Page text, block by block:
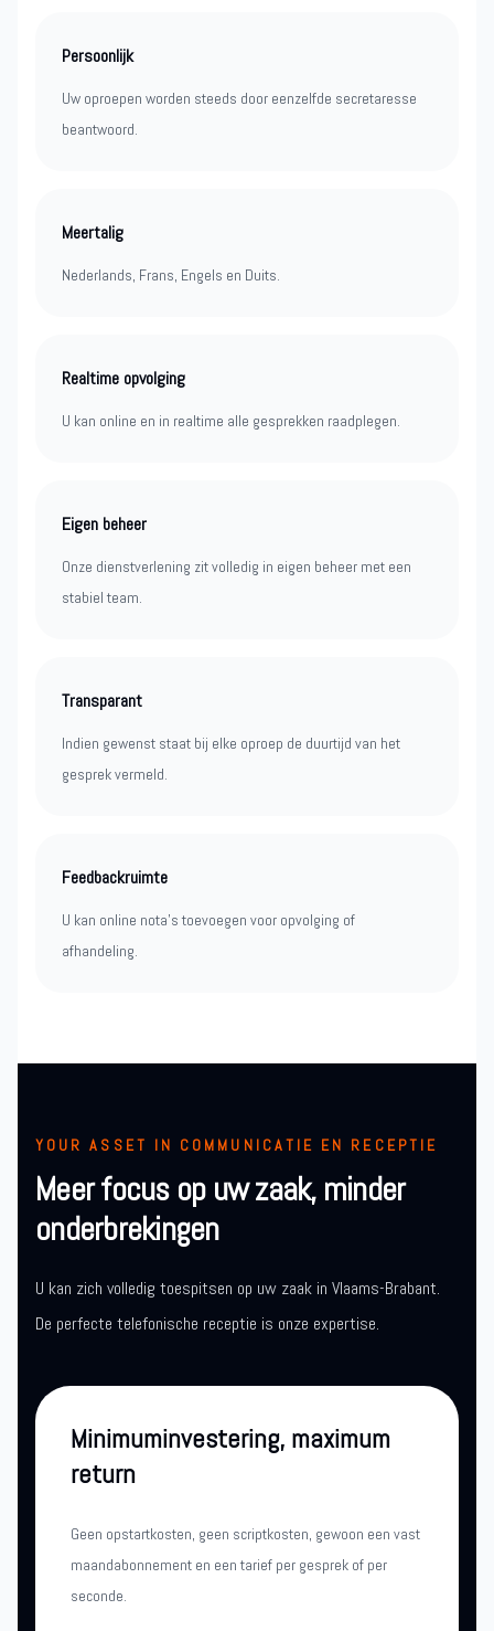
Persoonlijk
Uw oproepen worden steeds door eenzelfde secretaresse
beantwoord.
Meertalig
Nederlands, Frans, Engels en Duits.
Realtime opvolging
U kan online en in realtime alle gesprekken raadplegen.
Eigen beheer
Onze dienstverlening zit volledig in eigen beheer met een
stabiel team.
Transparant
Indien gewenst staat bij elke oproep de duurtijd van het
gesprek vermeld.
Feedbackruimte
U kan online nota’s toevoegen voor opvolging of
afhandeling.
YOUR ASSET IN COMMUNICATIE EN RECEPTIE
Meer focus op uw zaak, minder
onderbrekingen
U kan zich volledig toespitsen op uw zaak in Vlaams-Brabant.
De perfecte telefonische receptie is onze expertise.
Minimuminvestering, maximum
return
Geen opstartkosten, geen scriptkosten, gewoon een vast
maandabonnement en een tarief per gesprek of per
seconde.